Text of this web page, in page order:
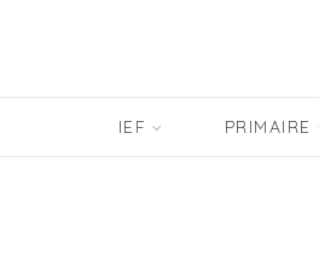
IEF PRIMAIRE